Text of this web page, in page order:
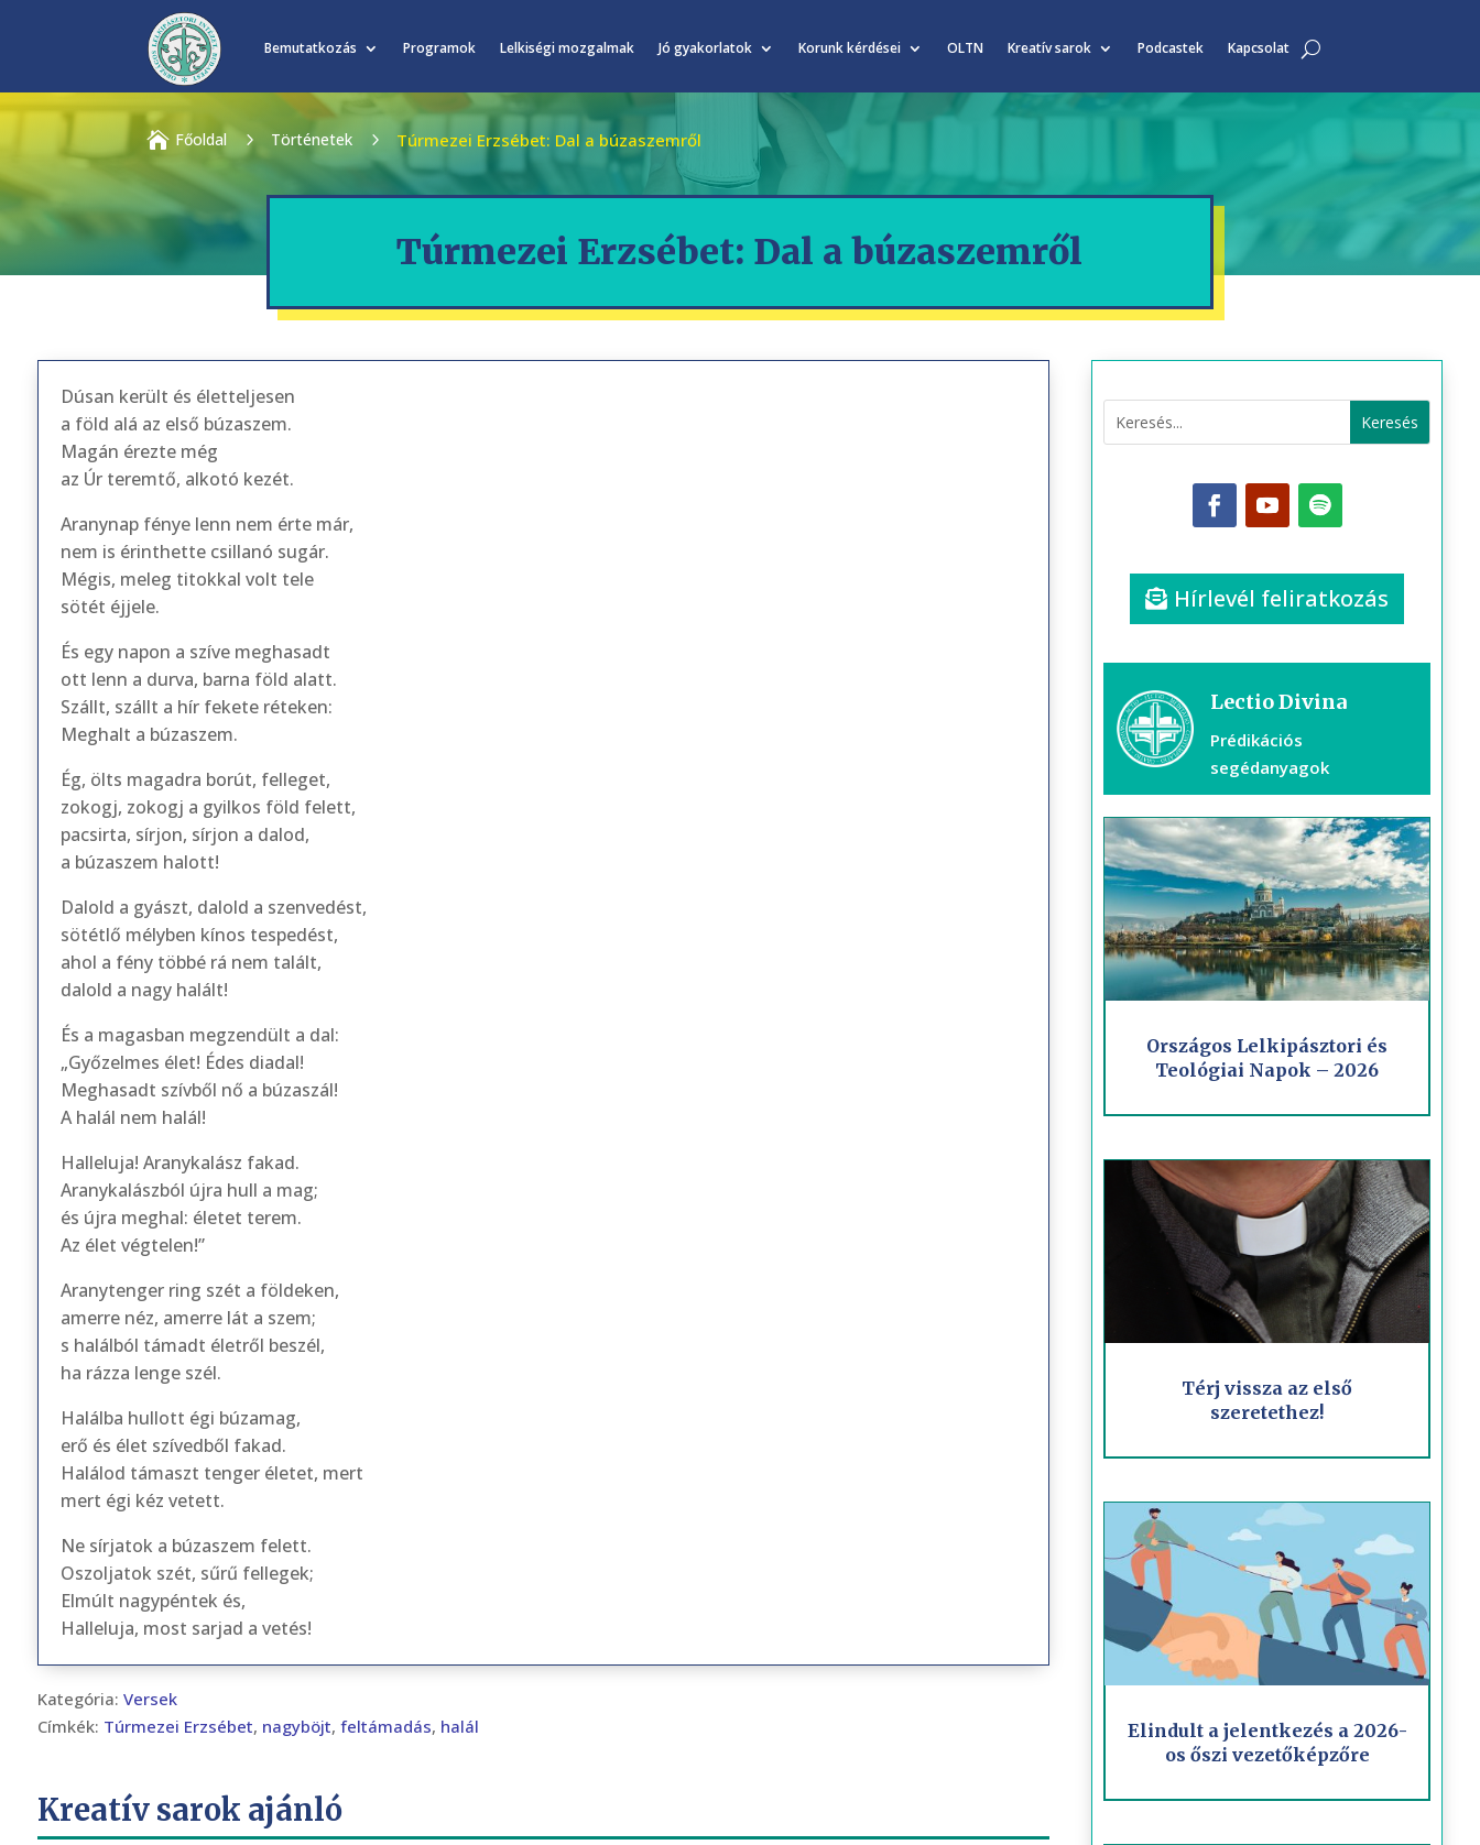
Bemutatkozás Programok Lelkiségi mozgalmak Jó gyakorlatok Korunk kérdései OLTN Kreatív sarok Podcastek Kapcsolat
 Főoldal 5 Történetek 5 Túrmezei Erzsébet: Dal a búzaszemről
Túrmezei Erzsébet: Dal a búzaszemről
Dúsan került és életteljesen
a föld alá az első búzaszem.
Magán érezte még
az Úr teremtő, alkotó kezét.
Aranynap fénye lenn nem érte már,
nem is érinthette csillanó sugár.
Mégis, meleg titokkal volt tele
sötét éjjele.
És egy napon a szíve meghasadt
ott lenn a durva, barna föld alatt.
Szállt, szállt a hír fekete réteken:
Meghalt a búzaszem.
Ég, ölts magadra borút, felleget,
zokogj, zokogj a gyilkos föld felett,
pacsirta, sírjon, sírjon a dalod,
a búzaszem halott!
Dalold a gyászt, dalold a szenvedést,
sötétlő mélyben kínos tespedést,
ahol a fény többé rá nem talált,
dalold a nagy halált!
És a magasban megzendült a dal:
„Győzelmes élet! Édes diadal!
Meghasadt szívből nő a búzaszál!
A halál nem halál!
Halleluja! Aranykalász fakad.
Aranykalászból újra hull a mag;
és újra meghal: életet terem.
Az élet végtelen!”
Aranytenger ring szét a földeken,
amerre néz, amerre lát a szem;
s halálból támadt életről beszél,
ha rázza lenge szél.
Halálba hullott égi búzamag,
erő és élet szívedből fakad.
Halálod támaszt tenger életet, mert
mert égi kéz vetett.
Ne sírjatok a búzaszem felett.
Oszoljatok szét, sűrű fellegek;
Elmúlt nagypéntek és,
Halleluja, most sarjad a vetés!
Kategória: Versek
Címkék: Túrmezei Erzsébet, nagyböjt, feltámadás, halál
Kreatív sarok ajánló
Hírlevél feliratkozás
Lectio Divina
Prédikációs
segédanyagok
Országos Lelkipásztori és
Teológiai Napok – 2026
Térj vissza az első
szeretethez!
Elindult a jelentkezés a 2026-
os őszi vezetőképzőre